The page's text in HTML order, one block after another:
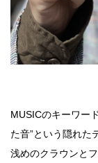
MUSICのキーワー
た音”という隠れた
浅めのクラウンと